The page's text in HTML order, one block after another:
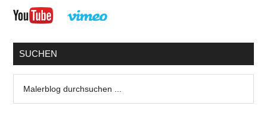
Seitenspalte
SUCHEN
durchsuchen